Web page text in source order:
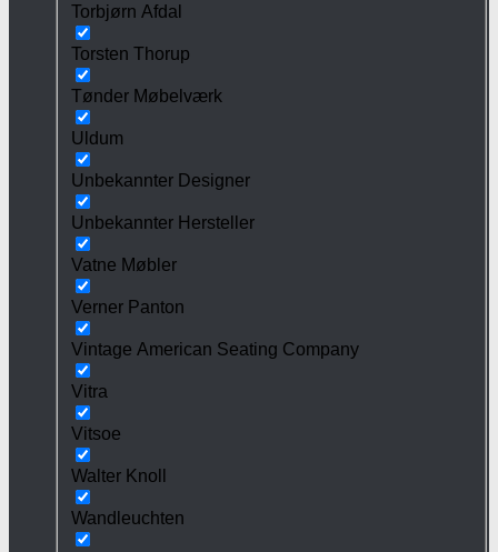
Torbjørn Afdal
Torsten Thorup
Tønder Møbelværk
Uldum
Unbekannter Designer
Unbekannter Hersteller
Vatne Møbler
Verner Panton
Vintage American Seating Company
Vitra
Vitsoe
Walter Knoll
Wandleuchten